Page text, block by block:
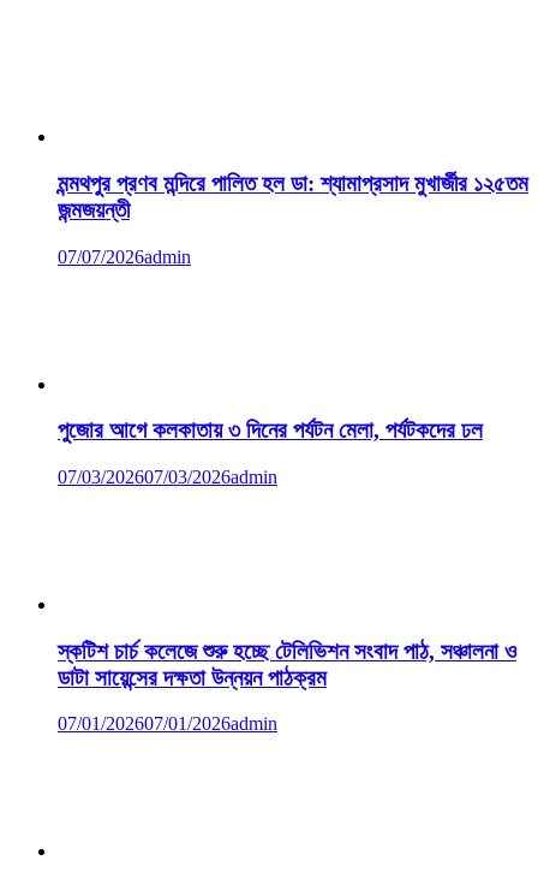
মন্মথপুর প্রণব মন্দিরে পালিত হল ডা: শ্যামাপ্রসাদ মুখার্জীর ১২৫তম
জন্মজয়ন্তী
07/07/2026admin
পুজোর আগে কলকাতায় ৩ দিনের পর্যটন মেলা, পর্যটকদের ঢল
07/03/202607/03/2026admin
স্কটিশ চার্চ কলেজে শুরু হচ্ছে টেলিভিশন সংবাদ পাঠ, সঞ্চালনা ও
ডাটা সায়েন্সের দক্ষতা উন্নয়ন পাঠক্রম
07/01/202607/01/2026admin